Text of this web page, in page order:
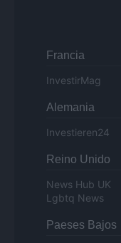
Francia
InvestirMag
Alemania
Investieren24
Reino Unido
News Hub UK
Lgbtq News
Paeses Bajos